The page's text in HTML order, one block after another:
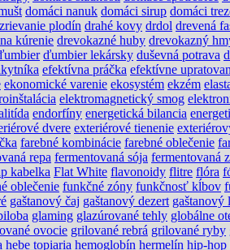
domáci nanuk domáci sirup domáci
plodín drahé kovy drdol drevená
kúrenie drevokazné huby drevokazný
ďumbier lekársky duševná potrava
efektívna práčka efektívne
ekonomické varenie ekosystém ekzém
elektromagnetický smog
endorfíny energetická bilancia
dvere exteriérové tienenie
farebné kombinácie farebné oblečenie
repa fermentovaná sója fermentovaná
kabelka Flat White flavonoidy flitre flóra
oblečenie funkčné zóny funkčnosť kĺbov
gaštanový čaj gaštanový dezert gaštanový
glaming glazúrované tehly globálne
ovocie grilované rebrá grilované ryby
hebe topiaria hemoglobín hermelín hip-hop